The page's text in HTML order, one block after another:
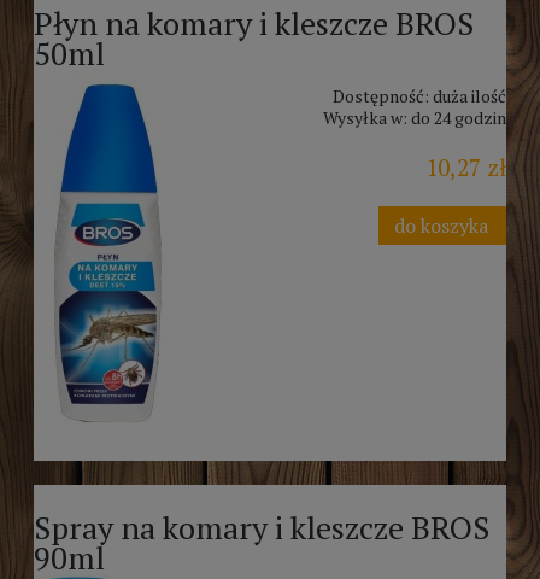
Płyn na komary i kleszcze BROS
50ml
Dostępność: duża ilość
Wysyłka w: do 24 godzin
10,27 zł
do koszyka
Spray na komary i kleszcze BROS
90ml